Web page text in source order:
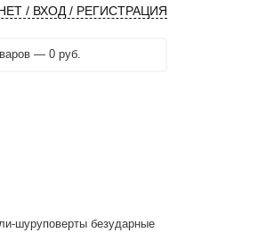
/ ВХОД / РЕГИСТРАЦИЯ
— 0 руб.
шуруповерты безударные